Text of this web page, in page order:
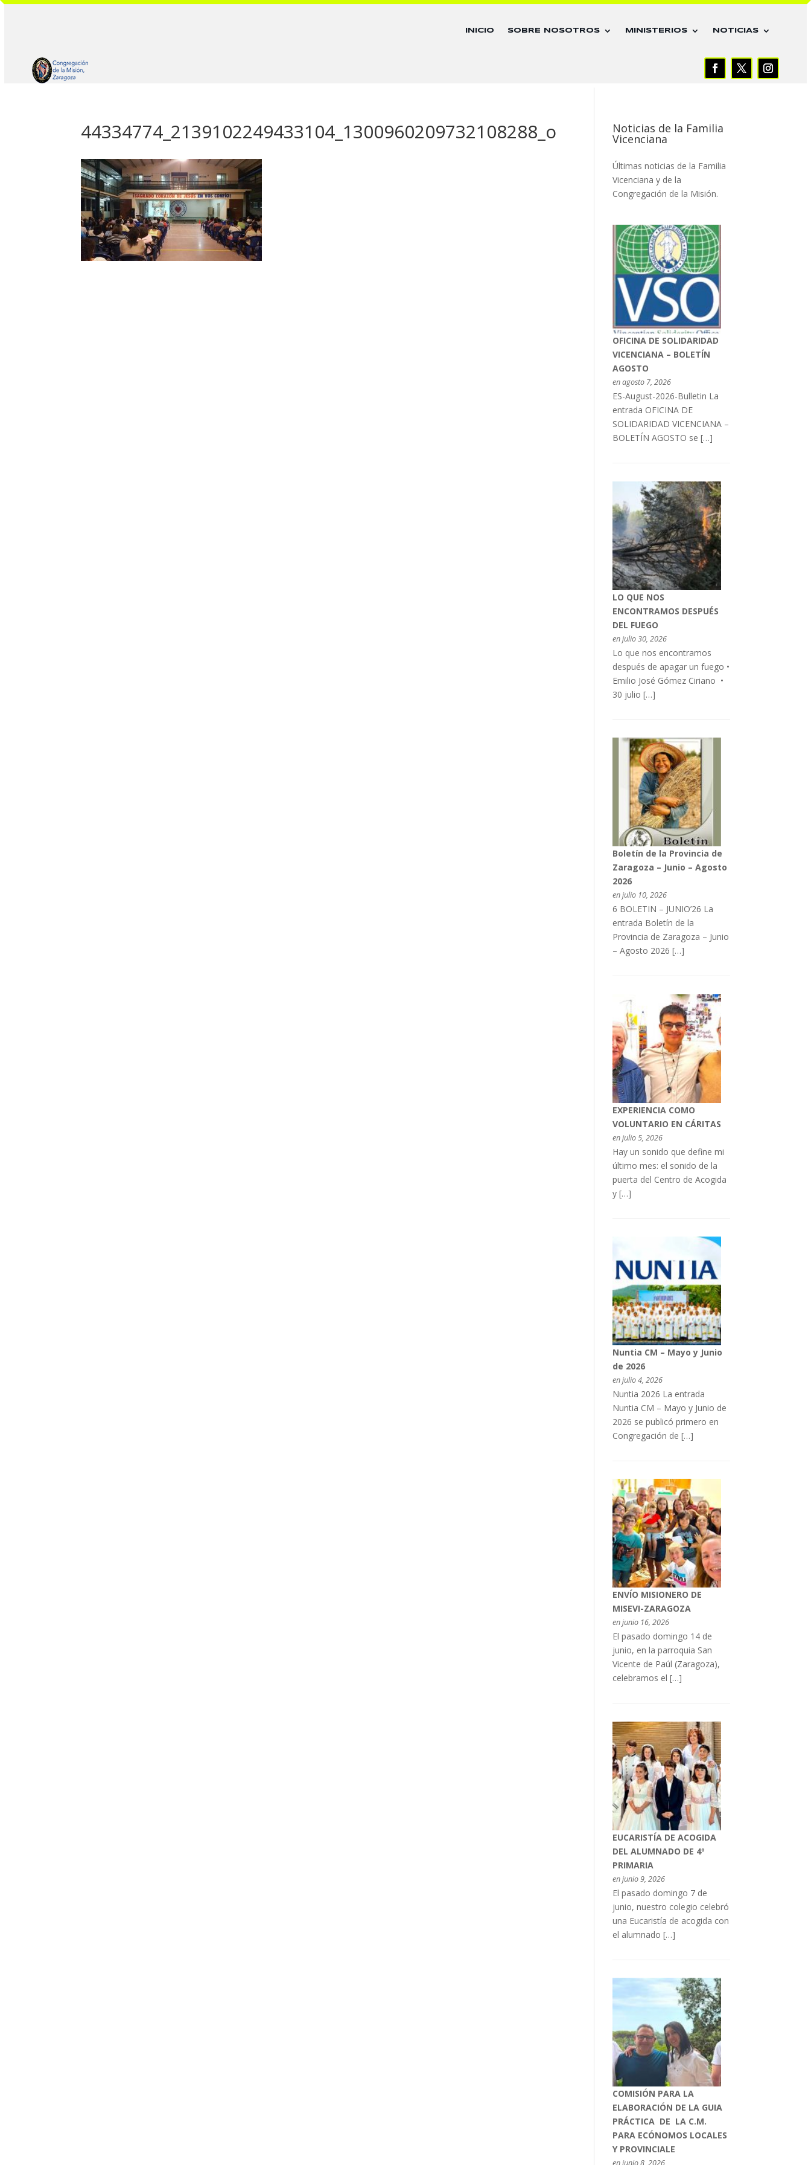
INICIO SOBRE NOSOTROS MINISTERIOS NOTICIAS
44334774_2139102249433104_1300960209732108288_o Noticias de la Familia
Vicenciana
Últimas noticias de la Familia
Vicenciana y de la
Congregación de la Misión.
OFICINA DE SOLIDARIDAD
VICENCIANA – BOLETÍN
AGOSTO
en agosto 7, 2026
ES-August-2026-Bulletin La
entrada OFICINA DE
SOLIDARIDAD VICENCIANA –
BOLETÍN AGOSTO se […]
LO QUE NOS
ENCONTRAMOS DESPUÉS
DEL FUEGO
en julio 30, 2026
Lo que nos encontramos
después de apagar un fuego •
Emilio José Gómez Ciriano •
30 julio […]
Boletín de la Provincia de
Zaragoza – Junio – Agosto
2026
en julio 10, 2026
6 BOLETIN – JUNIO’26 La
entrada Boletín de la
Provincia de Zaragoza – Junio
– Agosto 2026 […]
EXPERIENCIA COMO
VOLUNTARIO EN CÁRITAS
en julio 5, 2026
Hay un sonido que define mi
último mes: el sonido de la
puerta del Centro de Acogida
y […]
Nuntia CM – Mayo y Junio
de 2026
en julio 4, 2026
Nuntia 2026 La entrada
Nuntia CM – Mayo y Junio de
2026 se publicó primero en
Congregación de […]
ENVÍO MISIONERO DE
MISEVI-ZARAGOZA
en junio 16, 2026
El pasado domingo 14 de
junio, en la parroquia San
Vicente de Paúl (Zaragoza),
celebramos el […]
EUCARISTÍA DE ACOGIDA
DEL ALUMNADO DE 4º
PRIMARIA
en junio 9, 2026
El pasado domingo 7 de
junio, nuestro colegio celebró
una Eucaristía de acogida con
el alumnado […]
COMISIÓN PARA LA
ELABORACIÓN DE LA GUIA
PRÁCTICA DE LA C.M.
PARA ECÓNOMOS LOCALES
Y PROVINCIALE